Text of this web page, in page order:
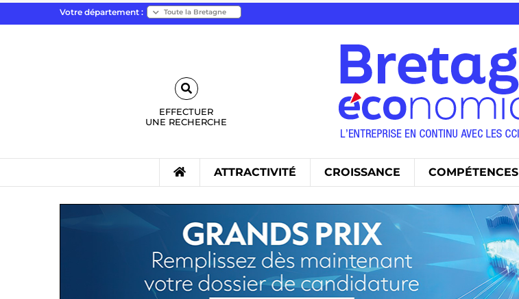
Votre département :
EFFECTUER
UNE RECHERCHE
ATTRACTIVITÉ CROISSANCE COMPÉTENCES